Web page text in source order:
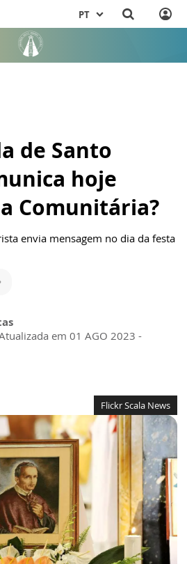
PT
de Santo
hoje
Comunitária?
envia mensagem no dia da festa
em 01 AGO 2023 -
Flickr Scala News